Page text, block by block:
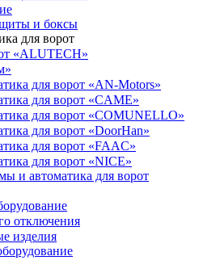
и боксы
для ворот
«ALUTECH»
для ворот «AN-Motors»
для ворот «CAME»
для ворот «COMUNELLO»
для ворот «DoorHan»
для ворот «FAAC»
для ворот «NICE»
и автоматика для ворот
отключения
изделия